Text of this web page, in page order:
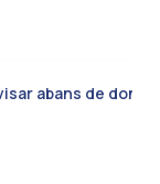
abans de